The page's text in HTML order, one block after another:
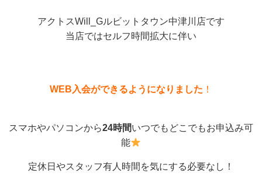
アクトスWill_Gルビットタウン中津川店です
当店ではセルフ時間拡大に伴い
WEB入会ができるようになりました ！
スマホやパソコンから24時間いつでもどこでもお申込み可
能
定休日やスタッフ有人時間を気にする必要なし！